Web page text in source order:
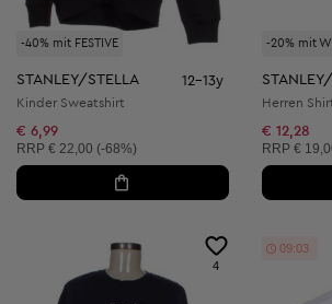
-40% mit FESTIVE
STANLEY/STELLA 12-13y
Kinder Sweatshirt
€ 6,99
Unverbindliche Preisempfehlung:
RRP € 22,00 (-68%)
-20% mit
Herren
€ 12,28
RRP €
4
09:01